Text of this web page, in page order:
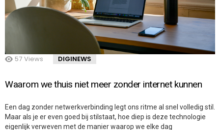
57 Views DIGINEWS
Waarom we thuis niet meer zonder internet kunnen
Een dag zonder netwerkverbinding legt ons ritme al snel volledig stil.
Maar als je er even goed bij stilstaat, hoe diep is deze technologie
eigenlijk verweven met de manier waarop we elke dag